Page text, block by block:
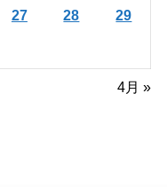
27 28 29
4月 »